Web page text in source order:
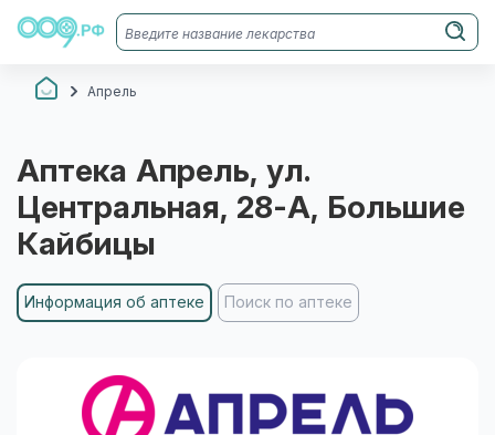
Апрель
Аптека Апрель, ул.
Центральная, 28-А, Большие
Кайбицы
Информация об аптеке Поиск по аптеке